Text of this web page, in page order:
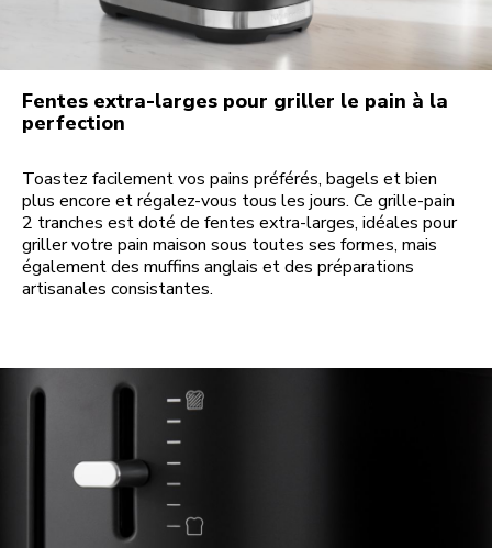
Fentes extra-larges pour griller le pain à la
perfection
Toastez facilement vos pains préférés, bagels et bien
plus encore et régalez-vous tous les jours. Ce grille-pain
2 tranches est doté de fentes extra-larges, idéales pour
griller votre pain maison sous toutes ses formes, mais
également des muffins anglais et des préparations
artisanales consistantes.